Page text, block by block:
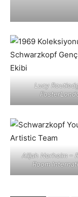
Lucy
Alijah Nerheim –
Room